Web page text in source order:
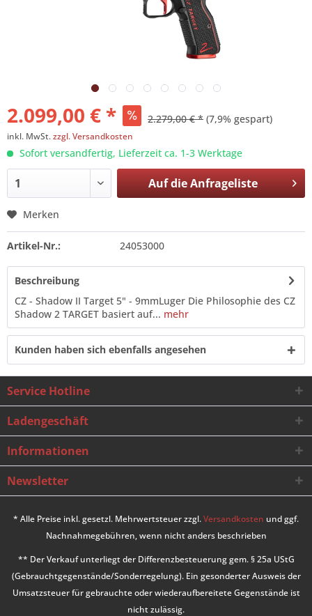
2.099,00 € * 2.279,00 € * (7,9% gespart)
inkl. MwSt.zzgl. Versandkosten
Sofort versandfertig, Lieferzeit ca. 1-3 Werktage
Auf dieAnfrageliste
Merken
Artikel-Nr.: 24053000
Beschreibung
CZ - Shadow II Target 5" - 9mmLuger Die Philosophie des CZ
Shadow 2 TARGET basiert auf... mehr
Kunden haben sich ebenfalls angesehen
Service Hotline
Ladengeschäft
Informationen
Newsletter
* Alle Preise inkl. gesetzl. Mehrwertsteuer zzgl.Versandkosten und ggf.
Nachnahmegebühren, wenn nicht anders beschrieben
** Der Verkauf unterliegt der Differenzbesteuerung gem. § 25a UStG
(Gebrauchtgegenstände/Sonderregelung). Ein gesonderter Ausweis der
Umsatzsteuer für gebrauchte oder wiederaufbereitete Gegenstände ist
nicht zulässig.